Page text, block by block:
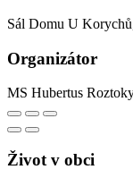
Sál Domu U
Organizátor
MS Hubertus
Život v obci